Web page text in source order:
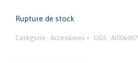
Rupture de stock
Catégorie : Accessoires UGS : AI006007